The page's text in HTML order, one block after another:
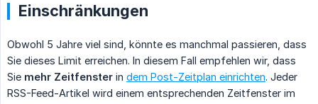
Einschränkungen
Obwohl 5 Jahre viel sind, könnte es manchmal passieren, dass
Sie dieses Limit erreichen. In diesem Fall empfehlen wir, dass
Sie mehr Zeitfenster in dem Post-Zeitplan einrichten. Jeder
RSS-Feed-Artikel wird einem entsprechenden Zeitfenster im